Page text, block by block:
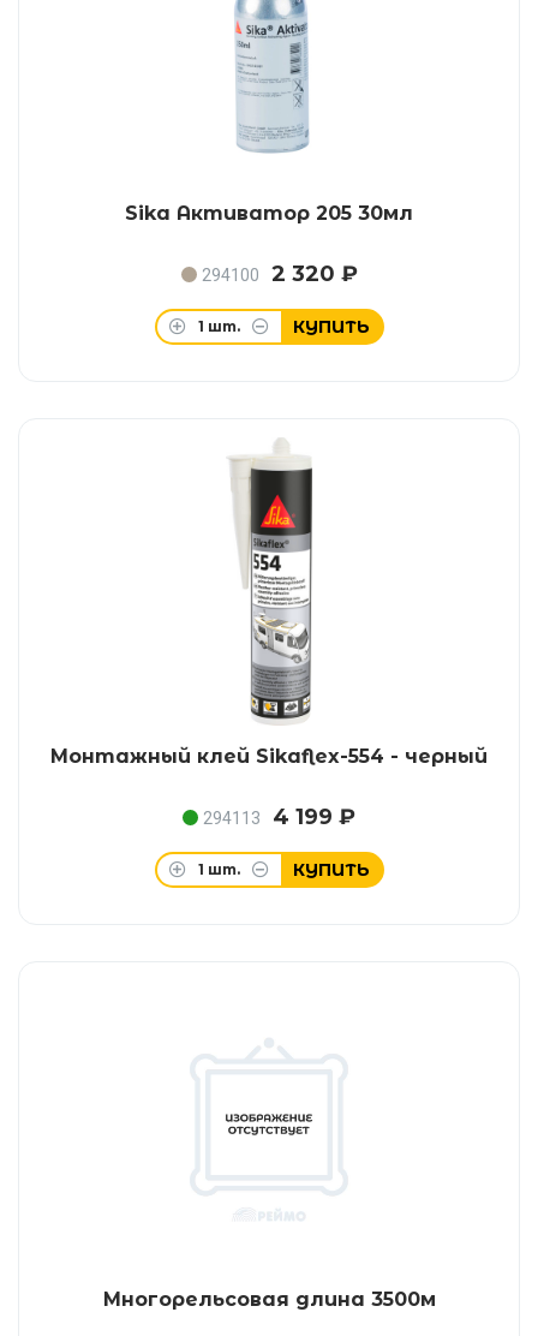
Sika Активатор 205 30мл
294100 2 320 ₽
1 шт. КУПИТЬ
Монтажный клей Sikaflex-554 - черный
294113 4 199 ₽
1 шт. КУПИТЬ
Многорельсовая длина 3500м